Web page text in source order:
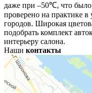
даже при –50℃, что было
проверено на практике в
городов. Широкая
подобрать комплект
интерьеру салона.
Наши контакты